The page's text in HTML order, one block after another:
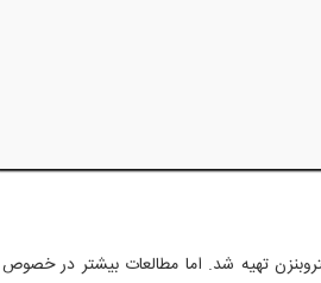
نیتروبنزن تهیه شد. اما مطالعات بیشتر در خصوص